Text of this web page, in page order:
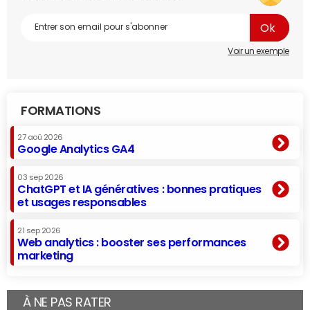
Voir un exemple
FORMATIONS
27 aoû 2026
Google Analytics GA4
03 sep 2026
ChatGPT et IA génératives : bonnes pratiques
et usages responsables
21 sep 2026
Web analytics : booster ses performances
marketing
À NE PAS RATER